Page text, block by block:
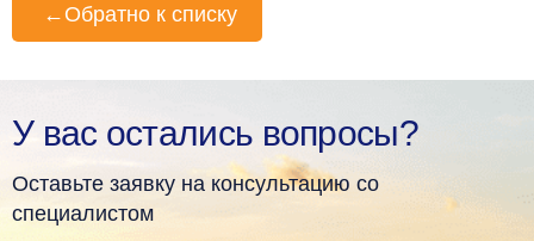
← Обратно к списку
У вас остались вопросы?
Оставьте заявку на консультацию со
специалистом